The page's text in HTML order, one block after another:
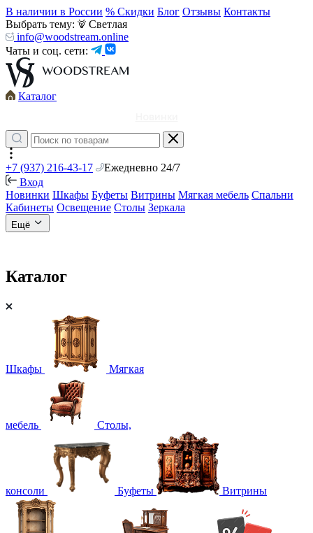
В наличии в России % Скидки Блог Отзывы Контакты
Выбрать тему:
Светлая
info@woodstream.online
Чаты и соц. сети:
Каталог
+7 (937) 216-43-17
Ежедневно 24/7
Вход
Новинки Шкафы Буфеты Витрины Мягкая мебель Спальни
Кабинеты Освещение Столы Зеркала
Ещё
Каталог
Шкафы Мягкая
мебель Столы,
консоли Буфеты Витрины